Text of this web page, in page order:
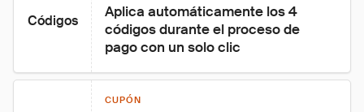
Códigos
Aplica automáticamente los 4
códigos durante el proceso de
pago con un solo clic
CUPÓN